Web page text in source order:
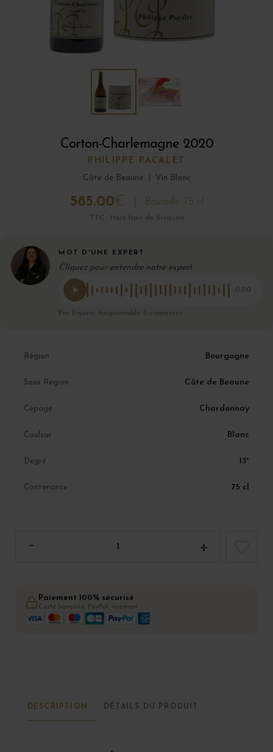
Corton-Charlemagne 2020
PHILIPPE PACALET
Côte de Beaune
Vin Blanc
585.00€ Bouteille 75 cl
TTC · Hors frais de livraison
MOT D'UNE EXPERT
Cliquez pour entendre notre expert
0:00
Par Eryane, Responsable E-commerce
Région Bourgogne
Sous Région Côte de Beaune
Cépage Chardonnay
Couleur Blanc
Degré 13°
Contenance 75 cl
Paiement 100% sécurisé
Carte bancaire, PayPal, virement
DESCRIPTION DÉTAILS DU PRODUIT